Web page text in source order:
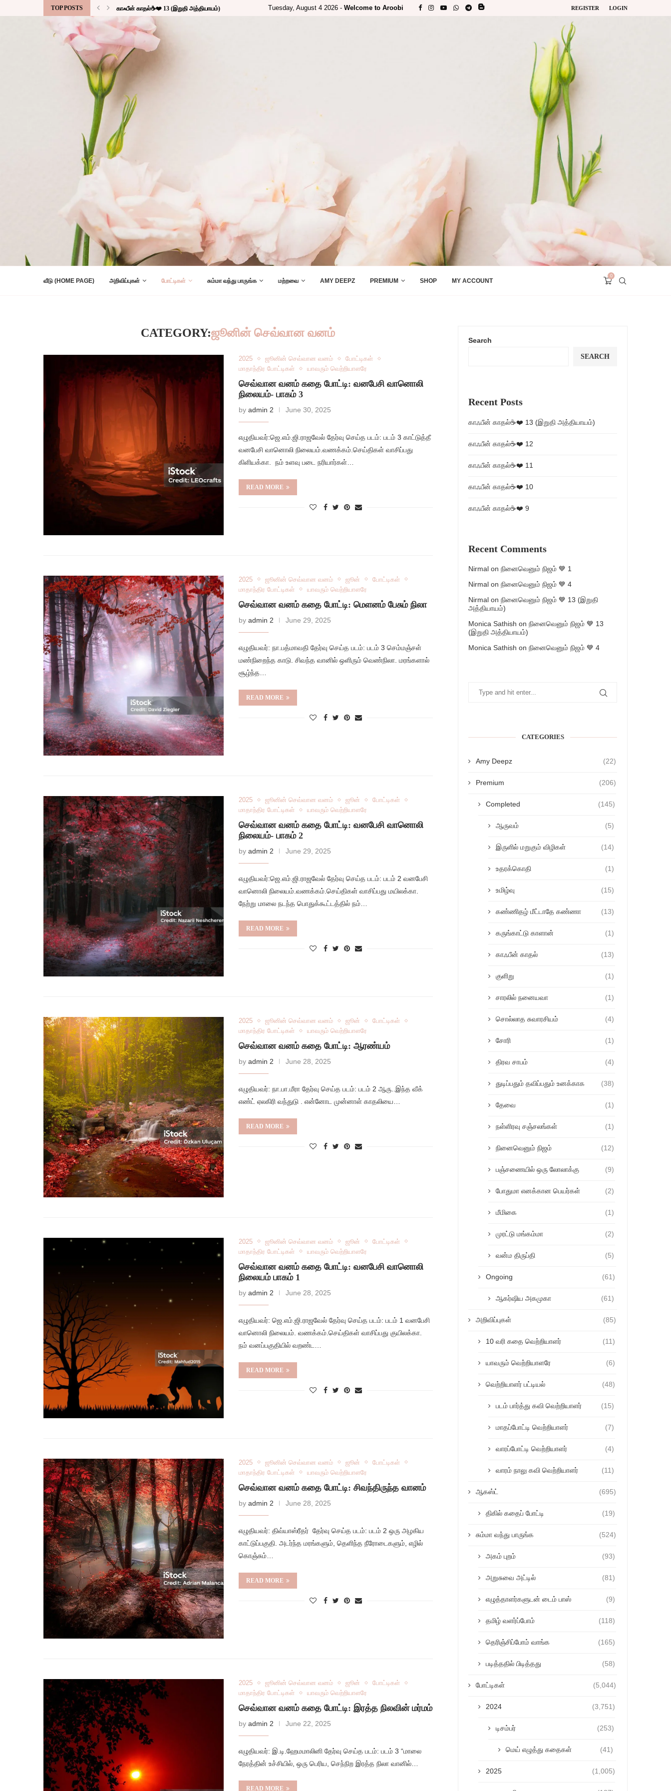
TOP POSTS காஃபீன் காதல்☕❤️ 13 (இறுதி அத்தியாயம்) Tuesday, August 4 2026 - Welcome to Aroobi REGISTER LOGIN
வீடு (HOME PAGE) அறிவிப்புகள் போட்டிகள் சும்மா வந்து பாருங்க மற்றவை AMY DEEPZ PREMIUM SHOP MY ACCOUNT
0
CATEGORY:ஜூனின் செவ்வான வனம்
2025 ஜூனின் செவ்வான வனம்
போட்டிகள்
மாதாந்திர போட்டிகள்
யாவரும் வெற்றியாளரே
செவ்வான வனம் கதை போட்டி: வனபேசி வானொலி
நிலையம்- பாகம் 3
by admin 2 June 30, 2025
எழுதியவர்:ஜெ.எம்.ஜி.ராஜவேல் தேர்வு செய்த படம்: படம் 3 காட்டுத்தீ
வனபேசி வானொலி நிலையம்.வணக்கம்.செய்திகள் வாசிப்பது
கிளியக்கா. நம் உளவு படை நரியார்கள்…
READ MORE
2025 ஜூனின் செவ்வான வனம் ஜூன்
போட்டிகள்
மாதாந்திர போட்டிகள்
யாவரும் வெற்றியாளரே
செவ்வான வனம் கதை போட்டி: மெளனம் பேசும் நிலா
by admin 2 June 29, 2025
எழுதியவர்: நா.பத்மாவதி தேர்வு செய்த படம்: படம் 3 செம்மஞ்சள்
மண்நிறைந்த காடு. சிவந்த வானில் ஒளிரும் வெண்நிலா. மரங்களால்
சூழ்ந்த…
READ MORE
2025 ஜூனின் செவ்வான வனம் ஜூன்
போட்டிகள்
மாதாந்திர போட்டிகள்
யாவரும் வெற்றியாளரே
செவ்வான வனம் கதை போட்டி: வனபேசி வானொலி
நிலையம்- பாகம் 2
by admin 2 June 29, 2025
எழுதியவர்:ஜெ.எம்.ஜி.ராஜவேல் தேர்வு செய்த படம்: படம் 2 வனபேசி
வானொலி நிலையம்.வணக்கம்.செய்திகள் வாசிப்பது மயிலக்கா.
நேற்று மாலை நடந்த பொதுக்கூட்டத்தில் நம்…
READ MORE
2025 ஜூனின் செவ்வான வனம் ஜூன்
போட்டிகள்
மாதாந்திர போட்டிகள்
யாவரும் வெற்றியாளரே
செவ்வான வனம் கதை போட்டி: ஆரண்யம்
by admin 2 June 28, 2025
எழுதியவர்: நா.பா.மீரா தேர்வு செய்த படம்: படம் 2 ஆரு..இந்த வீக்
எண்ட் ஏலகிரி வந்துடு . என்னோட முன்னாள் காதலியை…
READ MORE
2025 ஜூனின் செவ்வான வனம் ஜூன்
போட்டிகள்
மாதாந்திர போட்டிகள்
யாவரும் வெற்றியாளரே
செவ்வான வனம் கதை போட்டி: வனபேசி வானொலி
நிலையம் பாகம் 1
by admin 2 June 28, 2025
எழுதியவர்: ஜெ.எம்.ஜி.ராஜவேல் தேர்வு செய்த படம்: படம் 1 வனபேசி
வானொலி நிலையம். வணக்கம்.செய்திகள் வாசிப்பது குயிலக்கா.
நம் வனப்பகுதியில் வறண்ட…
READ MORE
2025 ஜூனின் செவ்வான வனம் ஜூன்
போட்டிகள்
மாதாந்திர போட்டிகள்
யாவரும் வெற்றியாளரே
செவ்வான வனம் கதை போட்டி: சிவந்திருந்த வானம்
by admin 2 June 28, 2025
எழுதியவர்: திவ்யாஸ்ரீதர் தேர்வு செய்த படம்: படம் 2 ஒரு அழகிய
காட்டுப்பகுதி. அடர்ந்த மரங்களும், தெளிந்த நீரோடைகளும், எழில்
கொஞ்சும்…
READ MORE
2025 ஜூனின் செவ்வான வனம் ஜூன்
போட்டிகள்
மாதாந்திர போட்டிகள்
யாவரும் வெற்றியாளரே
செவ்வான வனம் கதை போட்டி: இரத்த நிலவின் மர்மம்
by admin 2 June 22, 2025
எழுதியவர்: இ.டி.ஹேமமாலினி தேர்வு செய்த படம்: படம் 3 “மாலை
நேரத்தின் உச்சியில், ஒரு பெரிய, செந்நிற இரத்த நிலா வானில்…
READ MORE
Search
SEARCH
Recent Posts
காஃபீன் காதல்☕❤️ 13 (இறுதி அத்தியாயம்)
காஃபீன் காதல்☕❤️ 12
காஃபீன் காதல்☕❤️ 11
காஃபீன் காதல்☕❤️ 10
காஃபீன் காதல்☕❤️ 9
Recent Comments
Nirmal on நினைவெனும் நிஜம் 💙 1
Nirmal on நினைவெனும் நிஜம் 💙 4
Nirmal on நினைவெனும் நிஜம் 💙 13 (இறுதி
அத்தியாயம்)
Monica Sathish on நினைவெனும் நிஜம் 💙 13
(இறுதி அத்தியாயம்)
Monica Sathish on நினைவெனும் நிஜம் 💙 4
CATEGORIES
Amy Deepz (22)
Premium (206)
Completed (145)
ஆருவம் (5)
இருளில் மறுகும் விழிகள் (14)
உதரக்கொதி (1)
உமிழ்வு (15)
கண்ணிதழ் மீட்டாதே கண்ணா (13)
கருங்காட்டு காளான் (1)
காஃபீன் காதல் (13)
குளிறு (1)
சாரலில் நனையவா (1)
சொல்லாத சுவாரசியம் (4)
சோரி (1)
திரவ சாபம் (4)
துடிப்பதும் தவிப்பதும் உனக்காக (38)
தேவை (1)
நள்ளிரவு சஞ்சலங்கள் (1)
நினைவெனும் நிஜம் (12)
பஞ்சணையில் ஒரு லோலாக்கு (9)
போதுமா எனக்கான பெயர்கள் (2)
மீமிகை (1)
முரட்டு மங்கம்மா (2)
வன்ம திருப்தி (5)
Ongoing (61)
ஆகர்ஷிய அகமுகா (61)
அறிவிப்புகள் (85)
10 வரி கதை வெற்றியாளர் (11)
யாவரும் வெற்றியாளரே (6)
வெற்றியாளர் பட்டியல் (48)
படம் பார்த்து கவி வெற்றியாளர் (15)
மாதப்போட்டி வெற்றியாளர் (7)
வாரப்போட்டி வெற்றியாளர் (4)
வாரம் நாலு கவி வெற்றியாளர் (11)
ஆகஸ்ட் (695)
திகில் கதைப் போட்டி (19)
சும்மா வந்து பாருங்க (524)
அகம் புறம் (93)
அறுசுவை அட்டில் (81)
எழுத்தாளர்களுடன் டைம் பாஸ் (9)
தமிழ் வளர்ப்போம் (118)
தெரிஞ்சிப்போம் வாங்க (165)
படித்ததில் பிடித்தது (58)
போட்டிகள் (5,044)
2024 (3,751)
டிசம்பர் (253)
மெய் எழுத்து கதைகள் (41)
2025 (1,005)